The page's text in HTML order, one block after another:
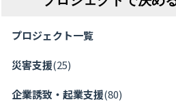
プロジェクト一覧
災害支援(25)
企業誘致・起業支援(80)